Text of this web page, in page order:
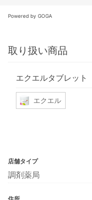
Powered by GOGA
取り扱い商品
エクエルタブレット
エクエル
店舗タイプ
調剤薬局